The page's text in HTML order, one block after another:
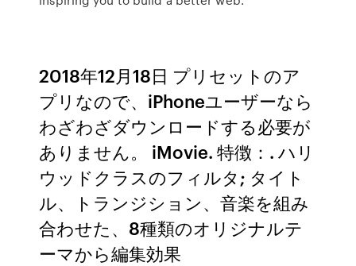
2018年12月18日 プリセットのア
プリなので、iPhoneユーザーなら
わざわざダウンロードする必要が
ありません。 iMovie. 特徴：. ハリ
ウッドクラスのフィルタ; タイト
ル、トランジション、音楽を組み
合わせた、8種類のオリジナルテ
ーマから編集効果